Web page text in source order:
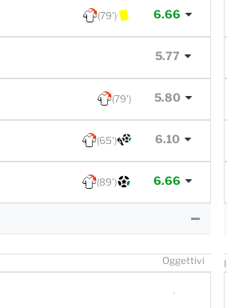
(79') 6.66
5.77
(79') 5.80
(65') 6.10
(89') 6.66
Oggettivi
-